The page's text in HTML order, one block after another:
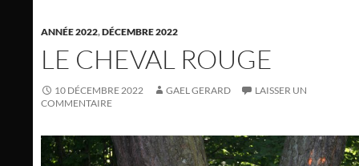
ANNÉE 2022,DÉCEMBRE 2022
LE CHEVAL ROUGE
10 DÉCEMBRE 2022 GAEL GERARD
LAISSER UN
COMMENTAIRE